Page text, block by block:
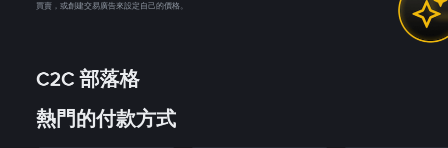
買賣，或創建交易廣告來設定自己的價格。
C2C 部落格
熱門的付款方式